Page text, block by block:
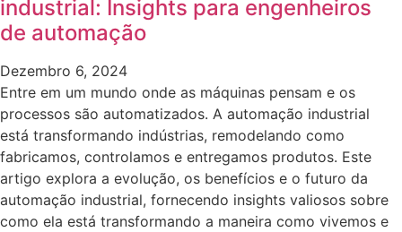
industrial: Insights para engenheiros
de automação
Dezembro 6, 2024
Entre em um mundo onde as máquinas pensam e os
processos são automatizados. A automação industrial
está transformando indústrias, remodelando como
fabricamos, controlamos e entregamos produtos. Este
artigo explora a evolução, os benefícios e o futuro da
automação industrial, fornecendo insights valiosos sobre
como ela está transformando a maneira como vivemos e